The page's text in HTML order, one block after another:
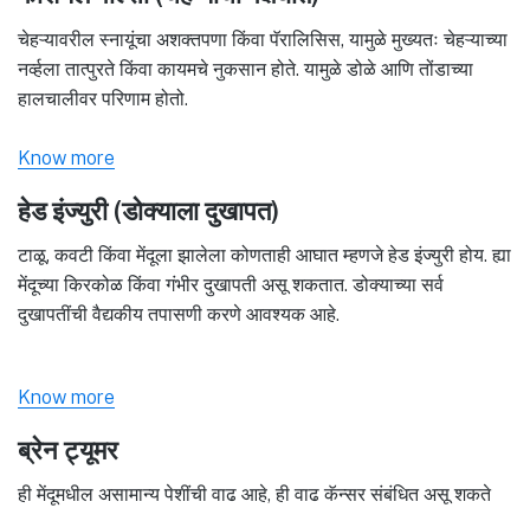
चेहऱ्यावरील स्नायूंचा अशक्तपणा किंवा पॅरालिसिस, यामुळे मुख्यतः चेहऱ्याच्या
नर्व्हला तात्पुरते किंवा कायमचे नुकसान होते. यामुळे डोळे आणि तोंडाच्या
हालचालीवर परिणाम होतो.
Know more
हेड इंज्युरी (डोक्याला दुखापत)
टाळू, कवटी किंवा मेंदूला झालेला कोणताही आघात म्हणजे हेड इंज्युरी होय. ह्या
मेंदूच्या किरकोळ किंवा गंभीर दुखापती असू शकतात. डोक्याच्या सर्व
दुखापतींची वैद्यकीय तपासणी करणे आवश्यक आहे.
Know more
ब्रेन ट्यूमर
ही मेंदूमधील असामान्य पेशींची वाढ आहे, ही वाढ कॅन्सर संबंधित असू शकते